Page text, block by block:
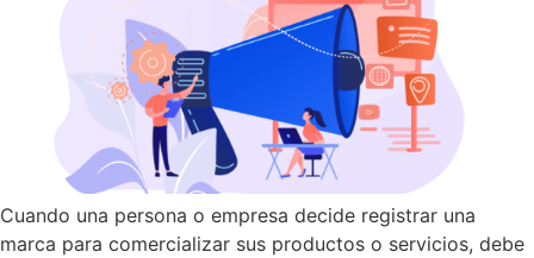
Cuando una persona o empresa decide registrar una
marca para comercializar sus productos o servicios, debe